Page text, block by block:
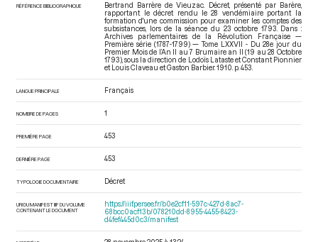
RÉFÉRENCE BIBLIOGRAPHIQUE
Bertrand Barrère de Vieuzac. Décret, présenté par Barère,
rapportant le décret rendu le 28 vendémiaire portant la
formation d'une commission pour examiner les comptes des
subsistances, lors de la séance du 23 octobre 1793. Dans :
Archives parlementaires de la Révolution Française —
Première série (1787-1799) — Tome LXXVII - Du 28e jour du
Premier Mois de l’An II au 7 Brumaire an II (19 au 28 Octobre
1793) , sous la direction de Lodoïs Lataste et Constant Pionnier
et Louis Claveau et Gaston Barbier. 1910. p. 453.
LANGUE PRINCIPALE Français
NOMBRE DE PAGES 1
PREMIÈRE PAGE 453
DERNIÈRE PAGE 453
TYPOLOGIE DOCUMENTAIRE Décret
URI DU MANIFEST IIIF DU VOLUME
CONTENANT LE DOCUMENT
https://iiif.persee.fr/b0e2cf11-597c-427d-8ac7-
68bcc0acf13b/078210dd-8955-4455-8423-
d4fef445d0c3/manifest